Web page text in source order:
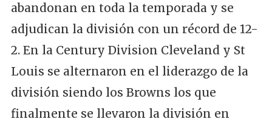
abandonan en toda la temporada y se
adjudican la división con un récord de 12-
2. En la Century Division Cleveland y St
Louis se alternaron en el liderazgo de la
división siendo los Browns los que
finalmente se llevaron la división en